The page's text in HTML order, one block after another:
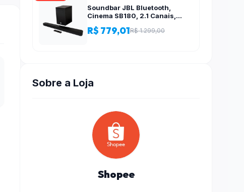
Soundbar JBL Bluetooth,
Cinema SB180, 2.1 Canais,
110W RMS
R$ 779,01R$ 1.299,00
Sobre a Loja
Shopee